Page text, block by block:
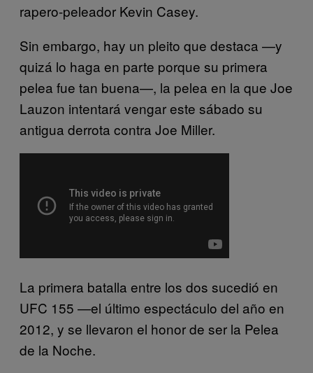
rapero-peleador Kevin Casey.
Sin embargo, hay un pleito que destaca —y
quizá lo haga en parte porque su primera
pelea fue tan buena—, la pelea en la que Joe
Lauzon intentará vengar este sábado su
antigua derrota contra Joe Miller.
La primera batalla entre los dos sucedió en
UFC 155 —el último espectáculo del año en
2012, y se llevaron el honor de ser la Pelea
de la Noche.